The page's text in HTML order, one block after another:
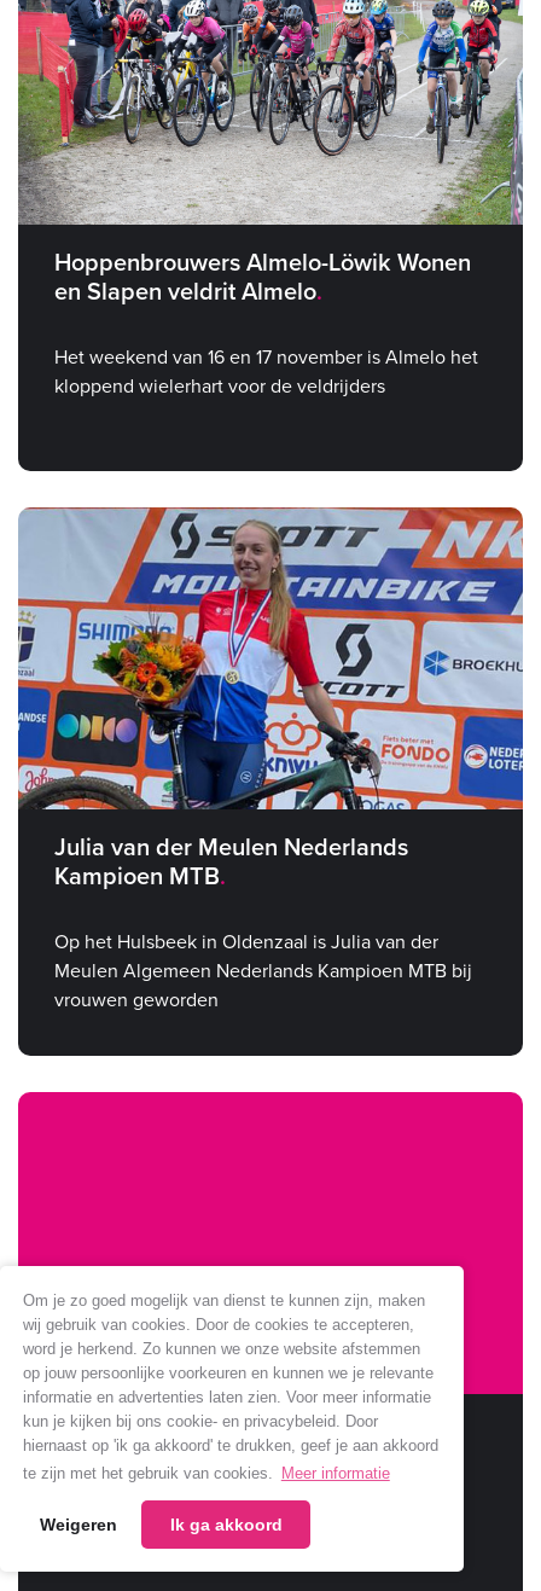
Om je zo goed mogelijk van dienst te kunnen zijn, maken
wij gebruik van cookies. Door de cookies te accepteren,
word je herkend. Zo kunnen we onze website afstemmen
op jouw persoonlijke voorkeuren en kunnen we je relevante
informatie en advertenties laten zien. Voor meer informatie
kun je kijken bij ons cookie- en privacybeleid. Door
hiernaast op 'ik ga akkoord' te drukken, geef je aan akkoord
te zijn met het gebruik van cookies.
Meer informatie
Weigeren Ik ga akkoord
Hoppenbrouwers Almelo-Löwik Wonen
en Slapen veldrit Almelo
Het weekend van 16 en 17 november is Almelo het
kloppend wielerhart voor de veldrijders
Julia van der Meulen Nederlands
Kampioen MTB
Op het Hulsbeek in Oldenzaal is Julia van der
Meulen Algemeen Nederlands Kampioen MTB bij
vrouwen geworden
Sponsoring Jumbo verlengt
Jumbo verlengt samenwerking met onze club.